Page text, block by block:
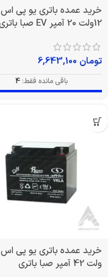
خرید عمده باتری یو پی اس
12ولت 20 آمپر EV صبا باتری
تومان
باقی مانده فقط: 4
ولت 42 آمپر صبا باتری